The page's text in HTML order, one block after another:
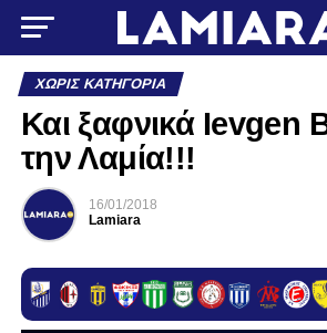
ΧΩΡΊΣ ΚΑΤΗΓΟΡΊΑ
Και ξαφνικά Ievgen
την Λαμία!!!
16/01/2018
Lamiara